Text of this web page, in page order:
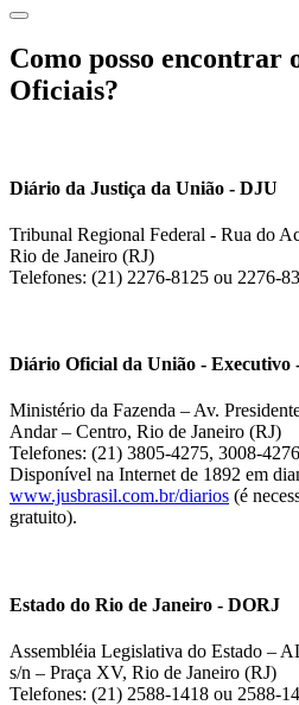
Como posso encontrar
Oficiais?
Diário da Justiça da União - DJU
Tribunal Regional Federal - Rua do
Rio de Janeiro (RJ)
Telefones: (21) 2276-8125 ou 2276-
Diário Oficial da União - Executivo
Ministério da Fazenda – Av.
Andar – Centro, Rio de Janeiro (RJ)
Telefones: (21) 3805-4275, 3008-
Disponível na Internet de 1892 em
www.jusbrasil.com.br/diarios (é
gratuito).
Estado do Rio de Janeiro - DORJ
Assembléia Legislativa do Estado –
s/n – Praça XV, Rio de Janeiro (RJ)
Telefones: (21) 2588-1418 ou 2588-